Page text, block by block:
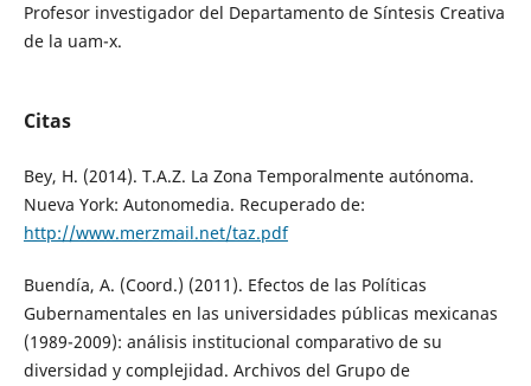
Profesor investigador del Departamento de Síntesis Creativa
de la uam-x.
Citas
Bey, H. (2014). T.A.Z. La Zona Temporalmente autónoma.
Nueva York: Autonomedia. Recuperado de:
http://www.merzmail.net/taz.pdf
Buendía, A. (Coord.) (2011). Efectos de las Políticas
Gubernamentales en las universidades públicas mexicanas
(1989-2009): análisis institucional comparativo de su
diversidad y complejidad. Archivos del Grupo de